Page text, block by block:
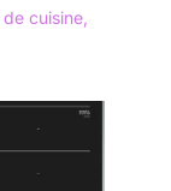
cuisine,